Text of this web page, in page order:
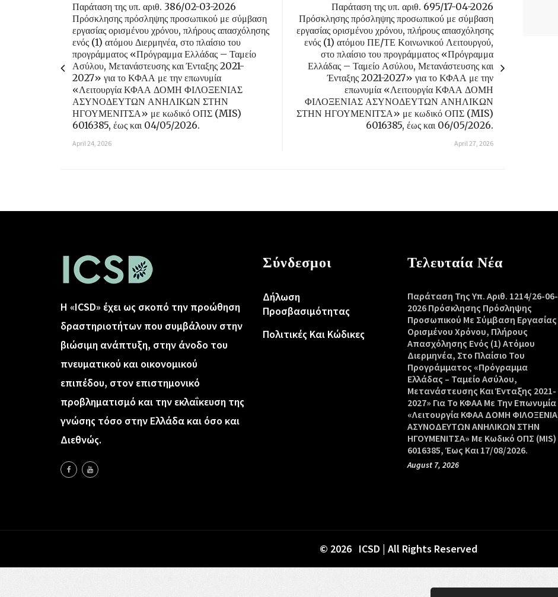
Παράταση της υπ. αριθ. 386/02-03-2026
Πρόσκλησης πρόσληψης προσωπικού με σύμβαση
εργασίας ορισμένου χρόνου, πλήρους απασχόλησης
ενός (1) ατόμου Διερμηνέα, στο πλαίσιο του
προγράμματος «Πρόγραμμα Ελλάδας – Ταμείο
Ασύλου, Μετανάστευσης και Ένταξης 2021-
2027» για το ΚΦΑΑ με την επωνυμία
«Λειτουργία ΚΦΑΑ ΔΟΜΗ ΦΙΛΟΞΕΝΙΑΣ
ΑΣΥΝΟΔΕΥΤΩΝ ΑΝΗΛΙΚΩΝ ΣΤΗΝ
ΗΓΟΥΜΕΝΙΤΣΑ» με κωδικό ΟΠΣ (MIS)
6016385, έως και 04/05/2026.
April 24, 2026
Παράταση της υπ. αριθ. 695/17-04-2026
Πρόσκλησης πρόσληψης προσωπικού με σύμβαση
εργασίας ορισμένου χρόνου, πλήρους απασχόλησης
ενός (1) ατόμου ΠΕ/ΤΕ Κοινωνικού Λειτουργού,
στο πλαίσιο του προγράμματος «Πρόγραμμα
Ελλάδας – Ταμείο Ασύλου, Μετανάστευσης και
Ένταξης 2021-2027» για το ΚΦΑΑ με την
επωνυμία «Λειτουργία ΚΦΑΑ ΔΟΜΗ
ΦΙΛΟΞΕΝΙΑΣ ΑΣΥΝΟΔΕΥΤΩΝ ΑΝΗΛΙΚΩΝ
ΣΤΗΝ ΗΓΟΥΜΕΝΙΤΣΑ» με κωδικό ΟΠΣ (MIS)
6016385, έως και 06/05/2026.
April 27, 2026
Η «ICSD» έχει ως σκοπό την προώθηση
δραστηριοτήτων που συμβάλουν στην
βιώσιμη ανάπτυξη, στην άνοδο του
πνευματικού και οικονομικού
επιπέδου, στον επιστημονικό
προβληματισμό και την εκλαΐκευση της
γνώσης τόσο στην Ελλάδα και όσο και
Διεθνώς.
Σύνδεσμοι
Δήλωση
Προσβασιμότητας
Πολιτικές Και Κώδικες
Τελευταία Νέα
Παράταση Της Υπ. Αριθ. 1214/26-06-
2026 Πρόσκλησης Πρόσληψης
Προσωπικού Με Σύμβαση Εργασίας
Ορισμένου Χρόνου, Πλήρους
Απασχόλησης Ενός (1) Ατόμου
Διερμηνέα, Στο Πλαίσιο Του
Προγράμματος «Πρόγραμμα
Ελλάδας – Ταμείο Ασύλου,
Μετανάστευσης Και Ένταξης 2021-
2027» Για Το ΚΦΑΑ Με Την Επωνυμία
«Λειτουργία ΚΦΑΑ ΔΟΜΗ
ΑΣΥΝΟΔΕΥΤΩΝ ΑΝΗΛΙΚΩΝ ΣΤΗΝ
ΗΓΟΥΜΕΝΙΤΣΑ» Με Κωδικό ΟΠΣ (MIS)
6016385, Έως Και 17/08/2026.
August 7, 2026
© 2026 ICSD | All Rights Reserved